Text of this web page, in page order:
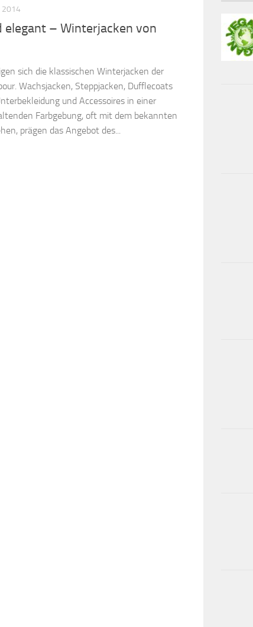
2014
elegant – Winterjacken von
sich die klassischen Winterjacken der
Wachsjacken, Steppjacken, Dufflecoats
und Accessoires in einer
Farbgebung, oft mit dem bekannten
prägen das Angebot des...